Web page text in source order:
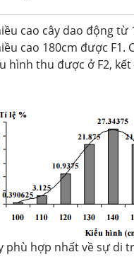
cao cây dao động từ
cao 180cm được F1.
hình thu được ở F2,
phù hợp nhất về sự di